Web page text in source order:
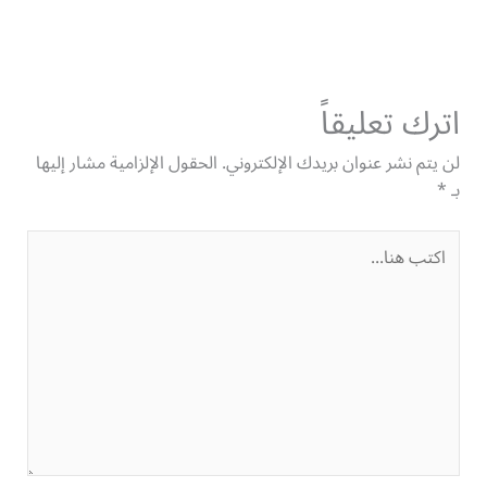
اترك تعليقاً
لن يتم نشر عنوان بريدك الإلكتروني.الحقول الإلزامية مشار إليها
بـ*
اكتب
هنا...